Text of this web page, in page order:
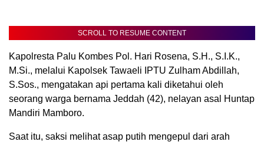
SCROLL TO RESUME CONTENT
Kapolresta Palu Kombes Pol. Hari Rosena, S.H., S.I.K.,
M.Si., melalui Kapolsek Tawaeli IPTU Zulham Abdillah,
S.Sos., mengatakan api pertama kali diketahui oleh
seorang warga bernama Jeddah (42), nelayan asal Huntap
Mandiri Mamboro.
Saat itu, saksi melihat asap putih mengepul dari arah